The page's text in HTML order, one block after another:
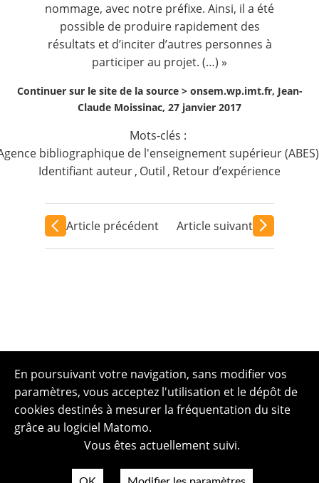
nommage, avec notre préfixe. Ainsi, il a été
possible de produire rapidement des
résultats et d’inciter d’autres personnes à
participer au projet. (…) »
Continuer sur le site de la source > onsem.wp.imt.fr, Jean-
Claude Moissinac, 27 janvier 2017
Mots-clés :
bibliographique de l'enseignement supérieur (ABES)
Identifiant auteur, Outil , Retour d’expérience
Article précédent Article suivant
En poursuivant votre navigation, sans modifier vos
paramètres, vous acceptez l'utilisation et le dépôt de
cookies destinés à mesurer la fréquentation du site
grâce au logiciel Matomo.
Vous êtes actuellement suivi.